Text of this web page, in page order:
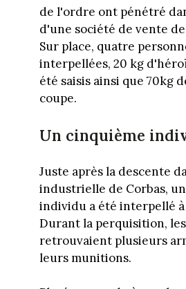
de l'ordre ont pénétré
d'une société de vente
Sur place, quatre
interpellées, 20 kg
été saisis ainsi que 70kg
coupe.
Un cinquième
Juste après la descente
industrielle de Corbas,
individu a été interpellé
Durant la perquisition,
retrouvaient plusieurs
leurs munitions.